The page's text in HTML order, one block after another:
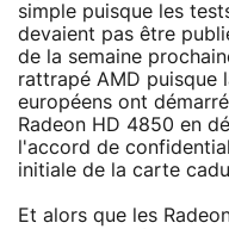
simple puisque les
devaient pas être
de la semaine
rattrapé AMD puisque
européens ont
Radeon HD 4850 en
l'accord de
initiale de la carte
Et alors que les